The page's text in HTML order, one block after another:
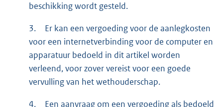
beschikking wordt gesteld.
3.
Er kan een vergoeding voor de aanlegkosten
voor een internetverbinding voor de computer en
apparatuur bedoeld in dit artikel worden
verleend, voor zover vereist voor een goede
vervulling van het wethouderschap.
4.
Een aanvraag om een vergoeding als bedoeld